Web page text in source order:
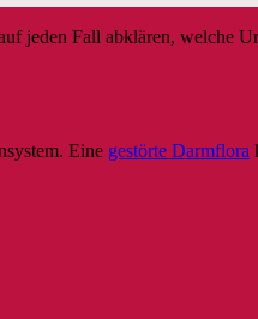
jeden Fall abklären, welche
Eine gestörte Darmflora